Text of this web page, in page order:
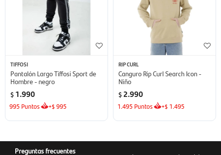
TIFFOSI
Pantalón Largo Tiffosi Sport de
Hombre - negro
$ 1.990
995 Puntos +$995
RIP CURL
Canguro Rip Curl Search Icon -
Niño
$ 2.990
1.495 Puntos +$ 1.495
Preguntas frecuentes